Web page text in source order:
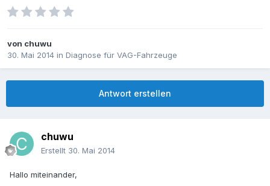
von chuwu
30. Mai 2014 in Diagnose für VAG-Fahrzeuge
Antwort erstellen
chuwu
Erstellt 30. Mai 2014
Hallo miteinander,